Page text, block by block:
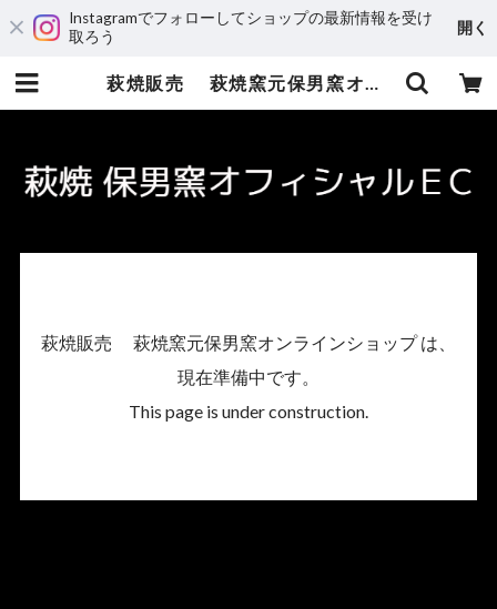
Instagramでフォローしてショップの最新情報を受け
取ろう
開く
萩焼販売 萩焼窯元保男窯オンラインショップ
萩焼販売 萩焼窯元保男窯オンラインショップ は、
現在準備中です。
This page is under construction.